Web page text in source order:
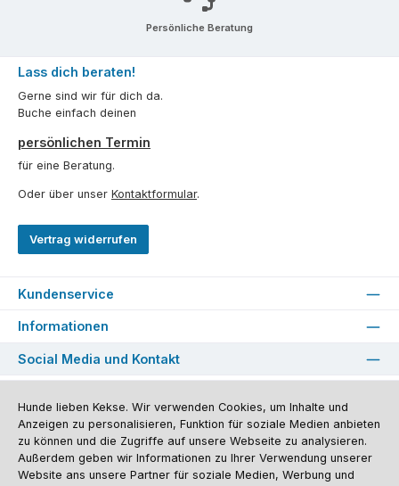
Persönliche Beratung
Lass dich beraten!
Gerne sind wir für dich da.
Buche einfach deinen
persönlichen Termin
für eine Beratung.
Oder über unser Kontaktformular.
Vertrag widerrufen
Kundenservice
Informationen
Social Media und Kontakt
Versandinformationen Zahlungsarten Vereinsrabatt
Kontakt
Batterieentsorgung
Warenrücksendung Sporthund Katalog
Alle Preise inkl. gesetzl. Mehrwertsteuer zzgl.Versandkosten, wenn nicht
anders angegeben. Preise vor dem Login werden in Euro (DE) angezeigt.
Streichpreise = UVP-Preise. Abbildungen ähnlich. Änderungen
Hunde lieben Kekse. Wir verwenden Cookies, um Inhalte und
Anzeigen zu personalisieren, Funktion für soziale Medien anbieten
zu können und die Zugriffe auf unsere Webseite zu analysieren.
Außerdem geben wir Informationen zu Ihrer Verwendung unserer
Website ans unsere Partner für soziale Medien, Werbung und